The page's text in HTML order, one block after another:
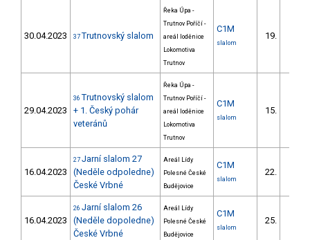
30.04.2023 37 Trutnovský slalom
Řeka Úpa -
Trutnov Poříčí -
areál loděnice
Lokomotiva
Trutnov
C1M
slalom
19.
29.04.2023
36 Trutnovský slalom
+ 1. Český pohár
veteránů
Řeka Úpa -
Trutnov Poříčí -
areál loděnice
Lokomotiva
Trutnov
C1M
slalom
15.
16.04.2023
27 Jarní slalom 27
(Neděle odpoledne)
České Vrbné
Areál Lídy
Polesné České
Budějovice
C1M
slalom
22.
16.04.2023
26 Jarní slalom 26
(Neděle dopoledne)
České Vrbné
Areál Lídy
Polesné České
Budějovice
C1M
slalom
25.